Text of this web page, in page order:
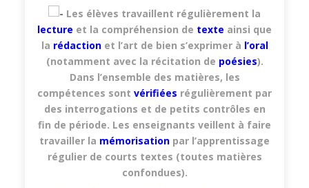
Les élèves travaillent régulièrement la
lecture et la compréhension de texte ainsi que
la rédactionet l’art de bien s’exprimer à l’oral
(notamment avec la récitation de poésies).
Dans l’ensemble des matières, les
compétences sont vérifiées régulièrement par
des interrogations et de petits contrôles en
fin de période. Les enseignants veillent à faire
travailler la mémorisation par l’apprentissage
régulier de courts textes (toutes matières
confondues).